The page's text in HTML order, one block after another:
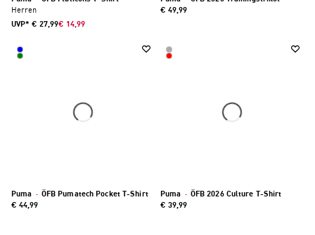
Herren
UVP* € 27,99€ 14,99
€ 49,99
Puma · ÖFB Pumatech Pocket T-Shirt
€ 44,99
Puma · ÖFB 2026 Culture T-Shirt
€ 39,99